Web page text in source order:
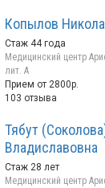
Копылов
Стаж 44 года
Медицинский центр
лит. А
Прием от 2800р.
103 отзыва
Тябут
Владиславовна
Стаж 28 лет
Медицинский центр